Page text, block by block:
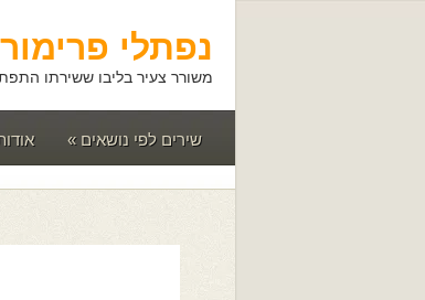
נפתלי
משורר צעיר בליבו ששירתו
שירים לפי נושאים »